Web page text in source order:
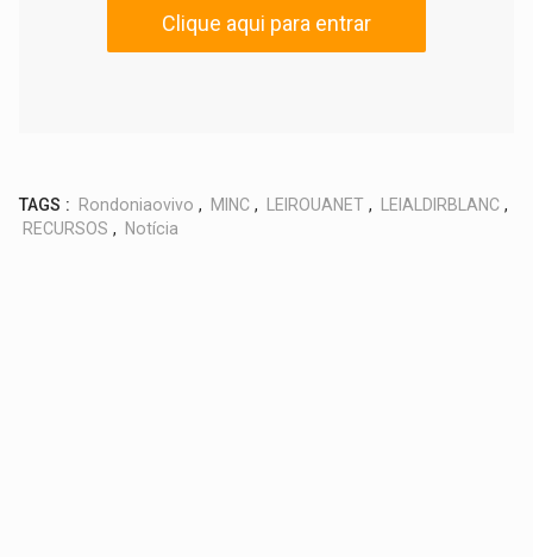
Clique aqui para entrar
TAGS : Rondoniaovivo , MINC , LEIROUANET , LEIALDIRBLANC ,
RECURSOS , Notícia